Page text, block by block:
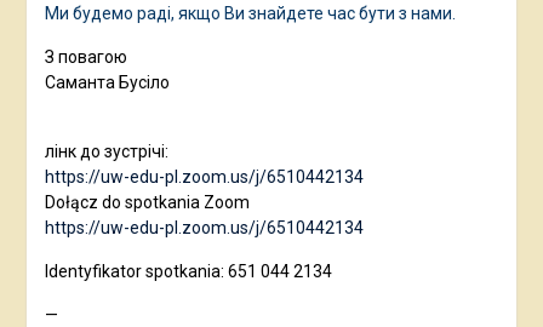
Ми будемо раді, якщо Ви знайдете час бути з нами.
З повагою
Саманта Бусіло
лінк до зустрічі:
https://uw-edu-pl.zoom.us/j/6510442134
Dołącz do spotkania Zoom
https://uw-edu-pl.zoom.us/j/6510442134
Identyfikator spotkania: 651 044 2134
—